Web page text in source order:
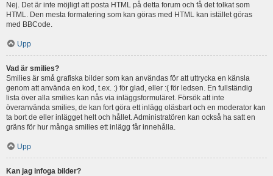
Nej. Det är inte möjligt att posta HTML på detta forum och få det tolkat som
HTML. Den mesta formatering som kan göras med HTML kan istället göras
med BBCode.
Upp
Vad är smilies?
Smilies är små grafiska bilder som kan användas för att uttrycka en känsla
genom att använda en kod, t.ex. :) för glad, eller :( för ledsen. En fullständig
lista över alla smilies kan nås via inläggsformuläret. Försök att inte
överanvända smilies, de kan fort göra ett inlägg oläsbart och en moderator kan
ta bort de eller inlägget helt och hållet. Administratören kan också ha satt en
gräns för hur många smilies ett inlägg får innehålla.
Upp
Kan jag infoga bilder?